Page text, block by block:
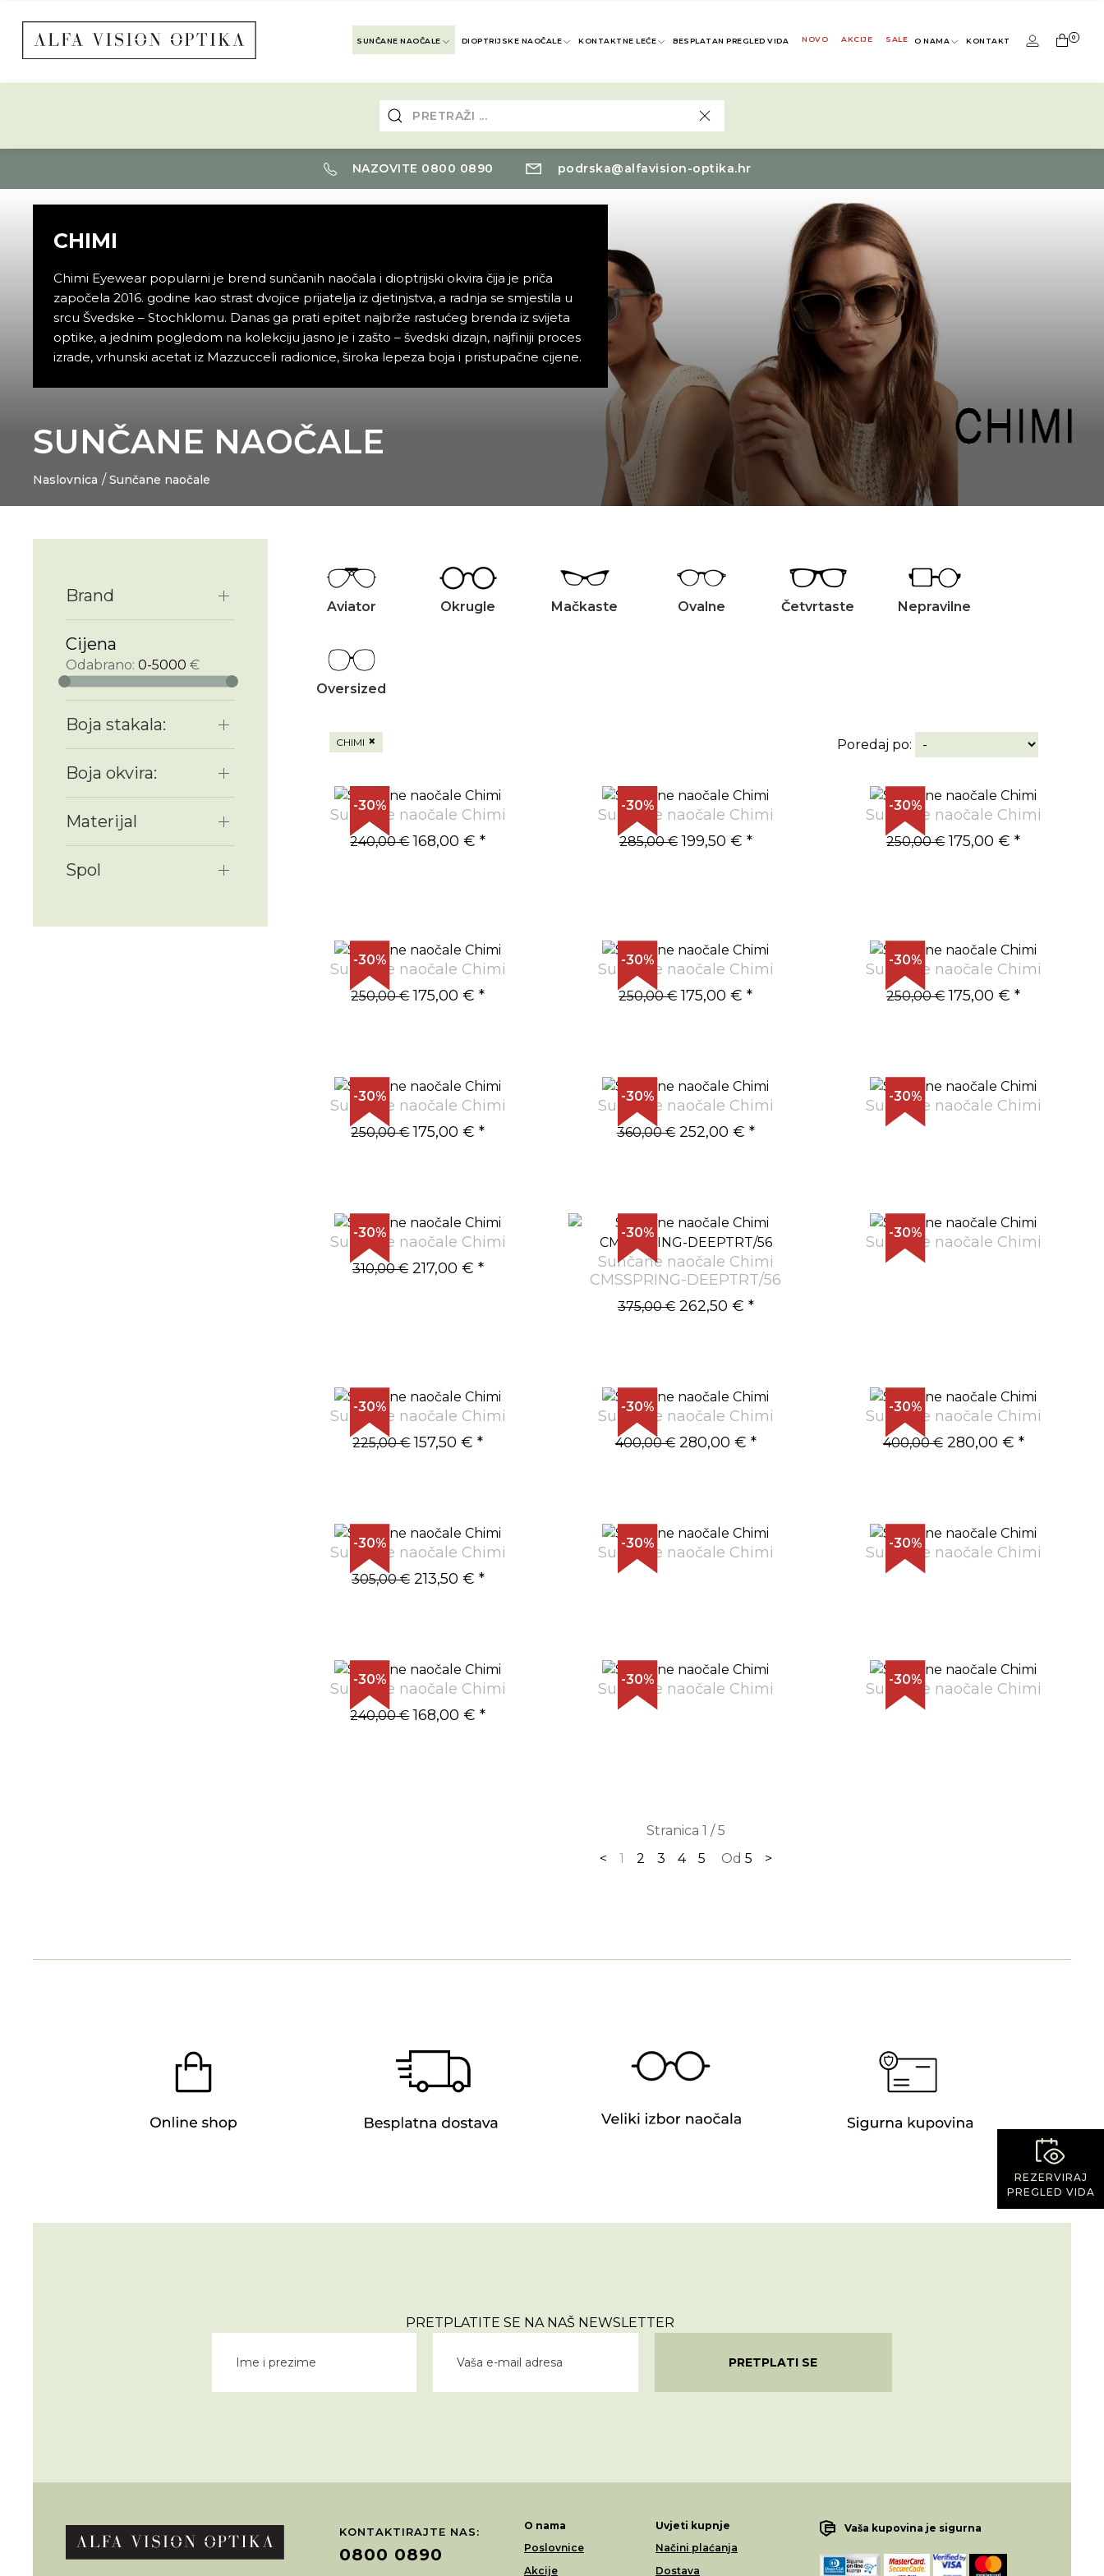
SUNČANE NAOČALE DIOPTRIJSKE NAOČALE KONTAKTNE LEĆE BESPLATAN PREGLED VIDA NOVO AKCIJE SALE O NAMA KONTAKT 0
NAZOVITE 0800 0890 podrska@alfavision-optika.hr
REZERVIRAJ
PREGLED VIDA
CHIMI
Chimi Eyewear popularni je brend sunčanih naočala i dioptrijski okvira čija je priča
započela 2016. godine kao strast dvojice prijatelja iz djetinjstva, a radnja se smjestila u
srcu Švedske – Stochklomu. Danas ga prati epitet najbrže rastućeg brenda iz svijeta
optike, a jednim pogledom na kolekciju jasno je i zašto – švedski dizajn, najfiniji proces
izrade, vrhunski acetat iz Mazzucceli radionice, široka lepeza boja i pristupačne cijene.
SUNČANE NAOČALE
Naslovnica Sunčane naočale
Brand
Cijena
Odabrano: 0-5000 €
Boja stakala:
Boja okvira:
Materijal
Spol
Aviator Okrugle Mačkaste Ovalne Četvrtaste Nepravilne
Oversized
CHIMI × Poredaj po:
-30%
Sunčane naočale Chimi
240,00 €168,00 € *
-30%
Sunčane naočale Chimi
285,00 €199,50 € *
-30%
Sunčane naočale Chimi
250,00 €175,00 € *
-30%
Sunčane naočale Chimi
250,00 €175,00 € *
-30%
Sunčane naočale Chimi
250,00 €175,00 € *
-30%
Sunčane naočale Chimi
250,00 €175,00 € *
-30%
Sunčane naočale Chimi
250,00 €175,00 € *
-30%
Sunčane naočale Chimi
360,00 €252,00 € *
-30%
Sunčane naočale Chimi
-30%
Sunčane naočale Chimi
310,00 €217,00 € *
-30%
Sunčane naočale Chimi
CMSSPRING-DEEPTRT/56
375,00 €262,50 € *
-30%
Sunčane naočale Chimi
-30%
Sunčane naočale Chimi
225,00 €157,50 € *
-30%
Sunčane naočale Chimi
400,00 €280,00 € *
-30%
Sunčane naočale Chimi
400,00 €280,00 € *
-30%
Sunčane naočale Chimi
305,00 €213,50 € *
-30%
Sunčane naočale Chimi
-30%
Sunčane naočale Chimi
-30%
Sunčane naočale Chimi
240,00 €168,00 € *
-30%
Sunčane naočale Chimi
-30%
Sunčane naočale Chimi
Stranica 1 / 5
<
1 2 3 4 5 Od 5 >
PRETPLATITE SE NA NAŠ NEWSLETTER
PRETPLATI SE
KONTAKTIRAJTE NAS:
0800 0890
O nama
Poslovnice
Akcije
Uvjeti kupnje
Načini plaćanja
Dostava
Vaša kupovina je sigurna